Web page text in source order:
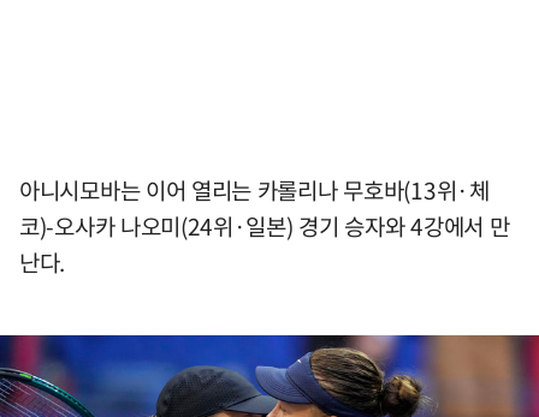
아니시모바는 이어 열리는 카롤리나 무호바(13위·체
코)-오사카 나오미(24위·일본) 경기 승자와 4강에서 만
난다.